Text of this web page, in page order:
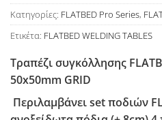
Κατηγορίες: FLATBED Pro Series,
Ετικέτα: FLATBED WELDING TABLES
Τραπέζι συγκόλλησης
50x50mm GRID
Περιλαμβάνει set ποδιών